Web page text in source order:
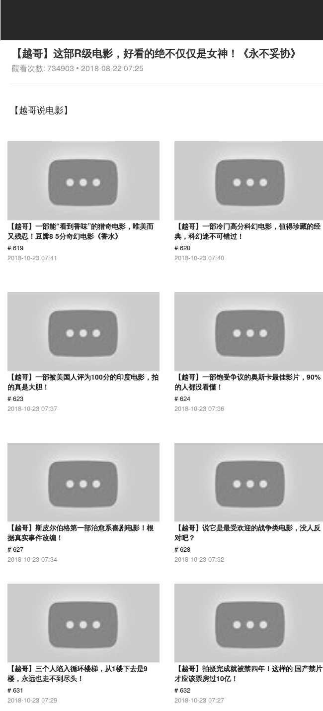
【越哥】这部R级电影，好看的绝不仅仅是女神！《永不妥协》
觀看次數: 734903 • 2018-08-22 07:25
【越哥说电影】
【越哥】一部能“看到香味”的猎奇电影，唯美而
又残忍！豆瓣8 5分奇幻电影《香水》
# 619
2018-10-23 07:41
【越哥】一部冷门高分科幻电影，值得珍藏的经
典，科幻迷不可错过！
# 620
2018-10-23 07:40
【越哥】一部被美国人评为100分的印度电影，拍
的真是大胆！
# 623
2018-10-23 07:37
【越哥】一部饱受争议的奥斯卡最佳影片，90%
的人都没看懂！
# 624
2018-10-23 07:36
【越哥】斯皮尔伯格第一部治愈系喜剧电影！根
据真实事件改编！
# 627
2018-10-23 07:34
【越哥】说它是最受欢迎的战争类电影，没人反
对吧？
# 628
2018-10-23 07:32
【越哥】三个人陷入循环楼梯，从1楼下去是9
楼，永远也走不到尽头！
# 631
2018-10-23 07:29
【越哥】拍摄完成就被禁四年！这样的 国产禁片
才应该票房过10亿！
# 632
2018-10-23 07:27